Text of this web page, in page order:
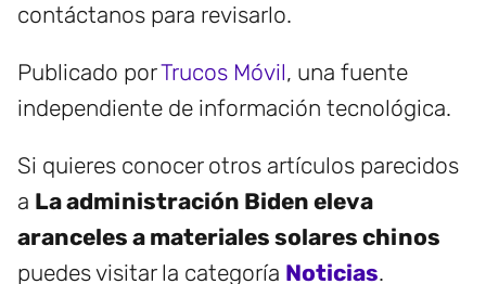
contáctanos para revisarlo.
Publicado porTrucos Móvil, una fuente
independiente de información tecnológica.
Si quieres conocer otros artículos parecidos
a La administración Biden eleva
aranceles a materiales solares chinos
puedes visitar la categoría Noticias.